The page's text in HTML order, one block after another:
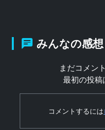
みんなの感想
まだコメン
最初の投稿
コメントするには